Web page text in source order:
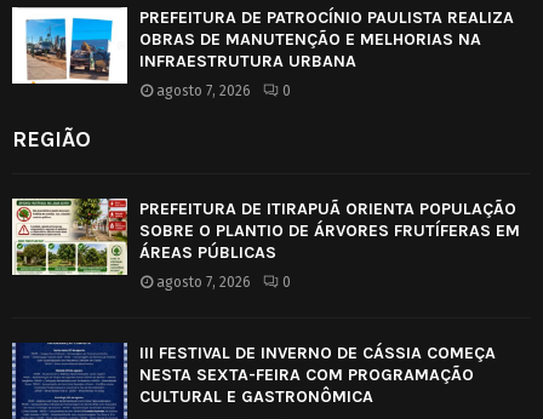
PREFEITURA DE PATROCÍNIO PAULISTA REALIZA
OBRAS DE MANUTENÇÃO E MELHORIAS NA
INFRAESTRUTURA URBANA
agosto 7, 2026 0
REGIÃO
PREFEITURA DE ITIRAPUÃ ORIENTA POPULAÇÃO
SOBRE O PLANTIO DE ÁRVORES FRUTÍFERAS EM
ÁREAS PÚBLICAS
agosto 7, 2026 0
III FESTIVAL DE INVERNO DE CÁSSIA COMEÇA
NESTA SEXTA-FEIRA COM PROGRAMAÇÃO
CULTURAL E GASTRONÔMICA